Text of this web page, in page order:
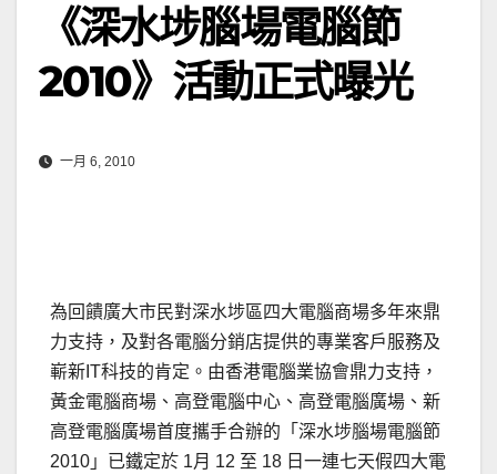
《深水埗腦場電腦節
2010》活動正式曝光
一月 6, 2010
為回饋廣大市民對深水埗區四大電腦商場多年來鼎
力支持，及對各電腦分銷店提供的專業客戶服務及
嶄新IT科技的肯定。由香港電腦業協會鼎力支持，
黃金電腦商場、高登電腦中心、高登電腦廣場、新
高登電腦廣場首度攜手合辦的「深水埗腦場電腦節
2010」已鐵定於 1月 12 至 18 日一連七天假四大電